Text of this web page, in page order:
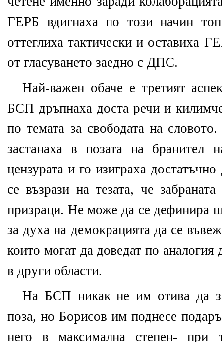
ГЕРБ вдигнаха по този начин
оттеглиха тактически и оставиха
от гласуването заедно с ДПС.
Най-важен обаче е третият
БСП дръпнаха доста речи и
по темата за свободата на
застанаха в позата на бранител
цензурата и го изиграха
се възрази на тезата, че
призраци. Не може да се дефинира
за духа на демокрацията да се
които могат да доведат по
в други области.
На БСП никак не им отива да
поза, но Борисов им поднесе
него в максимална степен- при